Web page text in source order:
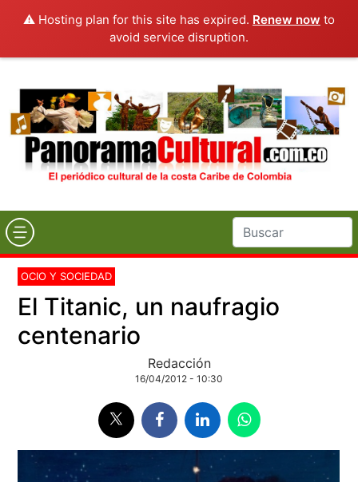
⚠️ Hosting plan for this site has expired. Renew now to
avoid service disruption.
OCIO Y SOCIEDAD
El Titanic, un naufragio
centenario
Redacción
16/04/2012 - 10:30